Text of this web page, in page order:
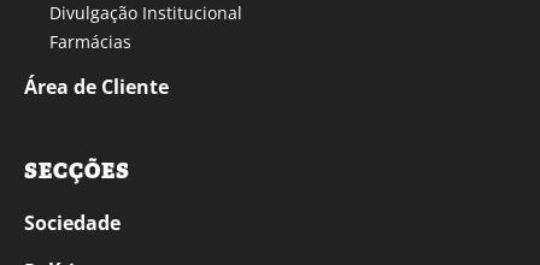
Divulgação Institucional
Farmácias
Área de Cliente
SECÇÕES
Sociedade